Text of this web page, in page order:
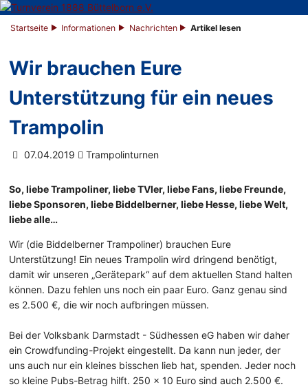
Startseite Informationen Nachrichten Artikel lesen
Wir brauchen Eure
Unterstützung für ein neues
Trampolin
07.04.2019 Trampolinturnen
So, liebe Trampoliner, liebe TVler, liebe Fans, liebe Freunde,
liebe Sponsoren, liebe Biddelberner, liebe Hesse, liebe Welt,
liebe alle…
Wir (die Biddelberner Trampoliner) brauchen Eure
Unterstützung! Ein neues Trampolin wird dringend benötigt,
damit wir unseren „Gerätepark“ auf dem aktuellen Stand halten
können. Dazu fehlen uns noch ein paar Euro. Ganz genau sind
es 2.500 €, die wir noch aufbringen müssen.
Bei derVolksbank Darmstadt - Südhessen eG haben wir daher
ein Crowdfunding-Projekt eingestellt. Da kann nun jeder, der
uns auch nur ein kleines bisschen lieb hat, spenden. Jeder noch
so kleine Pubs-Betrag hilft. 250 x 10 Euro sind auch 2.500 €.